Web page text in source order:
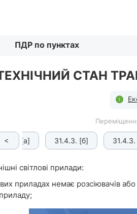
ПДР по пунктах
СТАН
<
31.4.3. [а] 31.4.3. [б]
світлові прилади:
приладах немає розсіювачів